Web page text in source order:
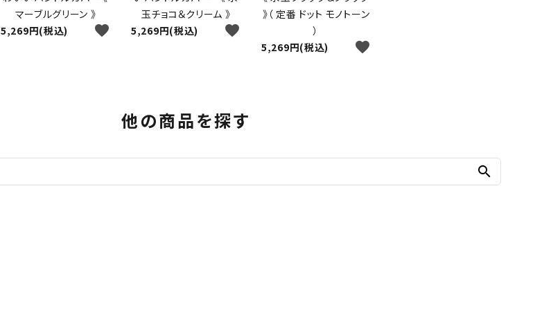
マーブルグリーン 》
5,269円(税込)
favorite
玉チョコ＆クリーム 》
5,269円(税込)
favorite
》（ 定番 ドット モノトーン
）
5,269円(税込)
favorite
他の商品を探す
search